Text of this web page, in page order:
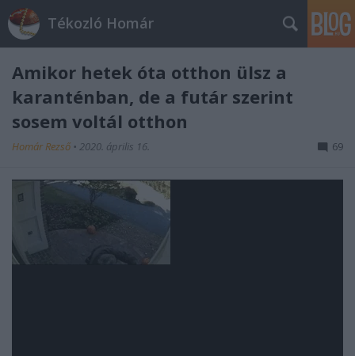
Tékozló Homár
Amikor hetek óta otthon ülsz a
karanténban, de a futár szerint
sosem voltál otthon
Homár Rezső • 2020. április 16. 69